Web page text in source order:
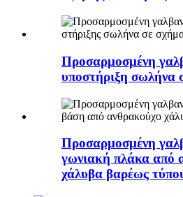
Προσαρμοσμένη
υποστήριξη σωλήνα
Προσαρμοσμένη
γωνιακή πλάκα από
χάλυβα βαρέως